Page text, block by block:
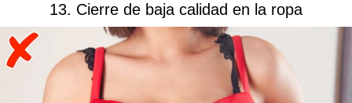
13. Cierre de baja calidad en la ropa